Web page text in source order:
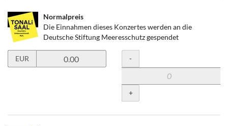
Normalpreis
Die Einnahmen dieses Konzertes werden an die
Deutsche Stiftung Meeresschutz gespendet
Preis
in
EUR Menge
-
+